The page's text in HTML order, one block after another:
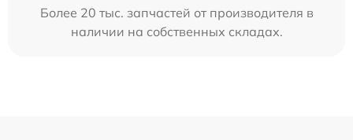
Более 20 тыс. запчастей от производителя в
наличии на собственных складах.